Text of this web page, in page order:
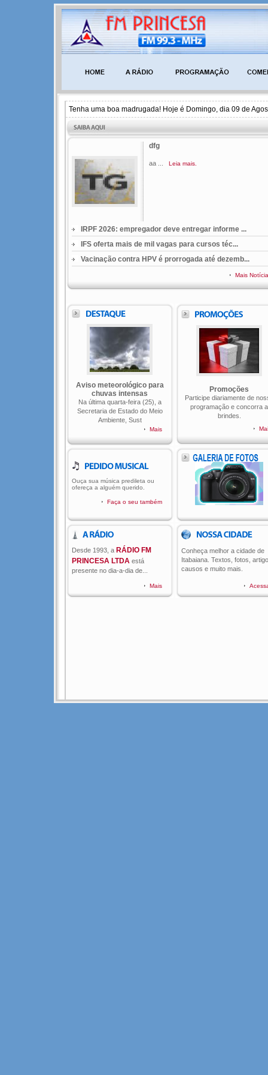
Tenha uma boa madrugada! Hoje é Domingo, dia 09 de
dfg
aa ... Leia mais.
IRPF 2026: empregador deve entregar informe ...
IFS oferta mais de mil vagas para cursos téc...
Vacinação contra HPV é prorrogada até dezemb...
Mais
Aviso meteorológico para
chuvas intensas
Na última quarta-feira (25), a
Secretaria de Estado do Meio
Ambiente, Sust
Mais
Promoções
Participe diariamente de
programação e concorra a
brindes.
Ouça sua música predileta ou
ofereça a alguém querido.
Faça o seu também
Desde 1993, a RÁDIO FM
PRINCESA LTDA está
presente no dia-a-dia de...
Mais
Conheça melhor a cidade de
Itabaiana. Textos, fotos,
causos e muito mais.